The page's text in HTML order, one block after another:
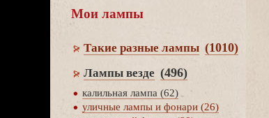
Мои лампы
Такие разные лампы (1010)
Лампы везде (496)
калильная лампа (62)
уличные лампы и фонари (26)